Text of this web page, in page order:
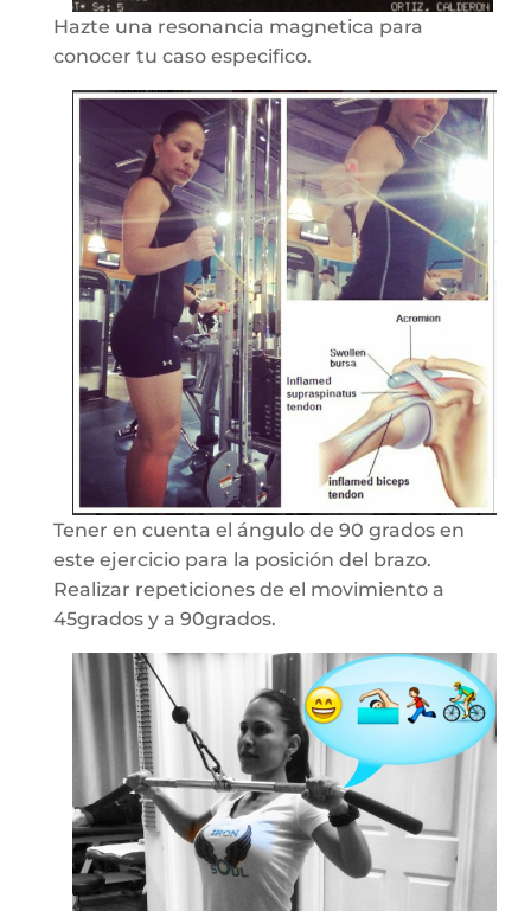
Hazte una resonancia magnetica para
conocer tu caso especifico.
Tener en cuenta el ángulo de 90 grados en
este ejercicio para la posición del brazo.
Realizar repeticiones de el movimiento a
45grados y a 90grados.